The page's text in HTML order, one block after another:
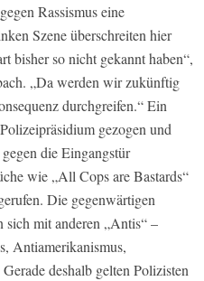
Rassismus eine
Szene überschreiten hier
bisher so nicht gekannt haben“,
„Da werden wir zukünftig
durchgreifen.“ Ein
gezogen und
die Eingangstür
wie „All Cops are Bastards“
Die gegenwärtigen
sich mit anderen „Antis“ –
Antiamerikanismus,
deshalb gelten Polizisten